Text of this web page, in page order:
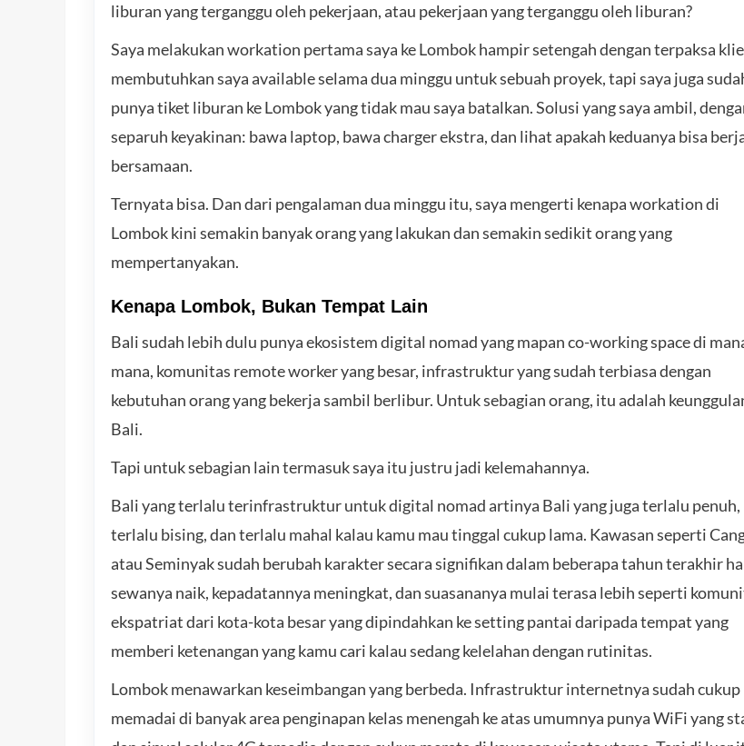
liburan yang terganggu oleh pekerjaan, atau pekerjaan yang terganggu oleh liburan?
Saya melakukan workation pertama saya ke Lombok hampir setengah dengan terpaksa
membutuhkan saya available selama dua minggu untuk sebuah proyek, tapi saya juga
punya tiket liburan ke Lombok yang tidak mau saya batalkan. Solusi yang saya ambil,
separuh keyakinan: bawa laptop, bawa charger ekstra, dan lihat apakah keduanya bisa
bersamaan.
Ternyata bisa. Dan dari pengalaman dua minggu itu, saya mengerti kenapa workation di
Lombok kini semakin banyak orang yang lakukan dan semakin sedikit orang yang
mempertanyakan.
Kenapa Lombok, Bukan Tempat Lain
Bali sudah lebih dulu punya ekosistem digital nomad yang mapan co-working space di
mana, komunitas remote worker yang besar, infrastruktur yang sudah terbiasa dengan
kebutuhan orang yang bekerja sambil berlibur. Untuk sebagian orang, itu adalah
Bali.
Tapi untuk sebagian lain termasuk saya itu justru jadi kelemahannya.
Bali yang terlalu terinfrastruktur untuk digital nomad artinya Bali yang juga terlalu penuh,
terlalu bising, dan terlalu mahal kalau kamu mau tinggal cukup lama. Kawasan seperti
atau Seminyak sudah berubah karakter secara signifikan dalam beberapa tahun terakhir
sewanya naik, kepadatannya meningkat, dan suasananya mulai terasa lebih seperti
ekspatriat dari kota-kota besar yang dipindahkan ke setting pantai daripada tempat yang
memberi ketenangan yang kamu cari kalau sedang kelelahan dengan rutinitas.
Lombok menawarkan keseimbangan yang berbeda. Infrastruktur internetnya sudah cukup
memadai di banyak area penginapan kelas menengah ke atas umumnya punya WiFi yang